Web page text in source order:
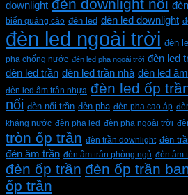
downlight đèn downlight nổi
biển quảng cáo đèn led đèn led downlight
đèn led ngoài trời đèn
pha chống nước đèn led pha ngoài trời đèn led
đèn led trần đèn led trần nhà đèn led
đèn led âm trần nhựa đèn led ốp
nổi đèn nổi trần đèn pha đèn pha cao áp
kháng nước đèn pha led đèn pha ngoài trời
tròn ốp trần đèn trần downlight đèn
đèn âm trần đèn âm trần phòng ngủ đèn âm
đèn ốp trần đèn ốp trần
ốp trần